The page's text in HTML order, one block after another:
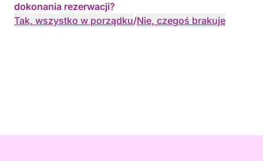
dokonania rezerwacji?
Tak, wszystko w porządku/Nie, czegoś brakuje